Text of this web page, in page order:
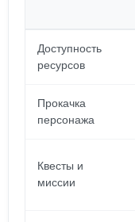
Доступность
ресурсов
Прокачка
персонажа
Квесты и
миссии